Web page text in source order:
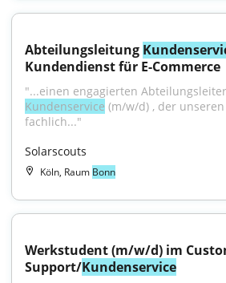
Abteilungsleitung
Kundendienst für E-Commerce
Kundenservice (m/w/d) , der unseren
fachlich..."
Solarscouts
Köln, Raum Bonn
Werkstudent (m/w/d) im
Support/Kundenservice